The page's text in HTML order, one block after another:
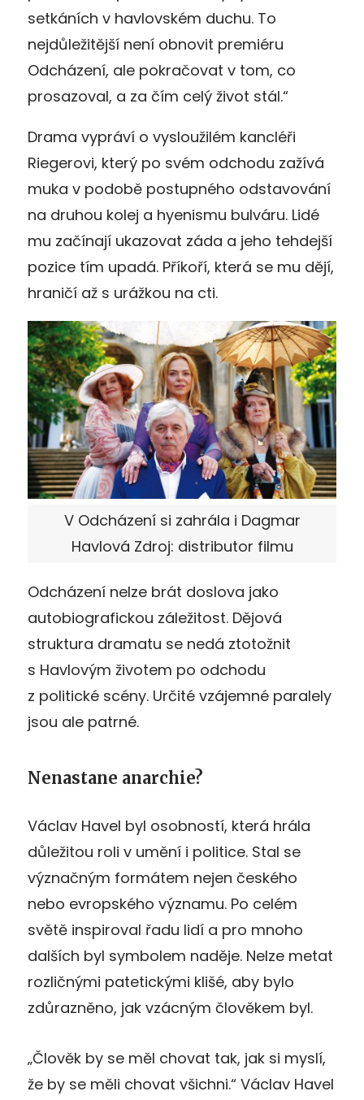
setkáních v havlovském duchu. To
nejdůležitější není obnovit premiéru
Odcházení, ale pokračovat v tom, co
prosazoval, a za čím celý život stál.“
Drama vypráví o vysloužilém kancléři
Riegerovi, který po svém odchodu zažívá
muka v podobě postupného odstavování
na druhou kolej a hyenismu bulváru. Lidé
mu začínají ukazovat záda a jeho tehdejší
pozice tím upadá. Příkoří, která se mu dějí,
hraničí až s urážkou na cti.
V Odcházení si zahrála i Dagmar
Havlová Zdroj: distributor filmu
Odcházení nelze brát doslova jako
autobiografickou záležitost. Dějová
struktura dramatu se nedá ztotožnit
s Havlovým životem po odchodu
z politické scény. Určité vzájemné paralely
jsou ale patrné.
Nenastane anarchie?
Václav Havel byl osobností, která hrála
důležitou roli v umění i politice. Stal se
význačným formátem nejen českého
nebo evropského významu. Po celém
světě inspiroval řadu lidí a pro mnoho
dalších byl symbolem naděje. Nelze metat
rozličnými patetickými klišé, aby bylo
zdůrazněno, jak vzácným člověkem byl.
„Člověk by se měl chovat tak, jak si myslí,
že by se měli chovat všichni.“ Václav Havel